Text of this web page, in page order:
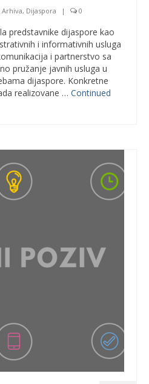
Arhiva, Dijaspora | 0
predstavnike dijaspore kao
i informativnih usluga
i partnerstvo sa
pružanje javnih usluga u
dijaspore. Konkretne
realizovane … Continued